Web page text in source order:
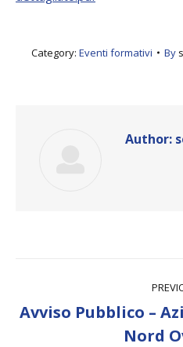
Category: Eventi formativi By
Author:
navigation
Avviso Pubblico –
Nord